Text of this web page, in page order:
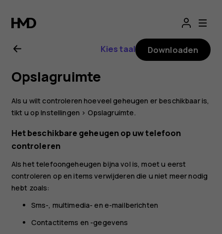
voor
Nokia
4.2
Kies taal Downloaden
Opslagruimte
Als u wilt controleren hoeveel geheugen er beschikbaar is,
tikt u opInstellingen > Opslagruimte.
Het beschikbare geheugen op uw telefoon
controleren
Als het telefoongeheugen bijna vol is, moet u eerst
controleren op en items verwijderen die u niet meer nodig
hebt zoals:
Sms-, multimedia- en e-mailberichten
Contactitems en -gegevens